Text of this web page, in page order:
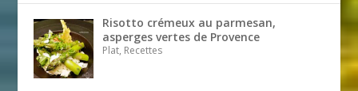
Risotto crémeux au parmesan,
asperges vertes de Provence
Plat, Recettes